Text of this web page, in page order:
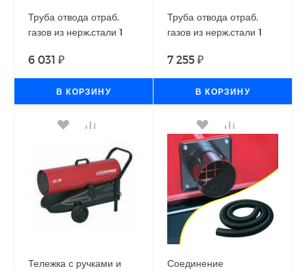
Труба отвода отраб.
газов из нерж.стали 1
теплогенераторов
Ballu-Biemmedue
6 031 ₽
В КОРЗИНУ
Труба отвода отраб.
газов из нерж.стали 1
теплогенераторов
Ballu-Biemmedue
7 255 ₽
В КОРЗИНУ
Тележка с ручками и
Соединение